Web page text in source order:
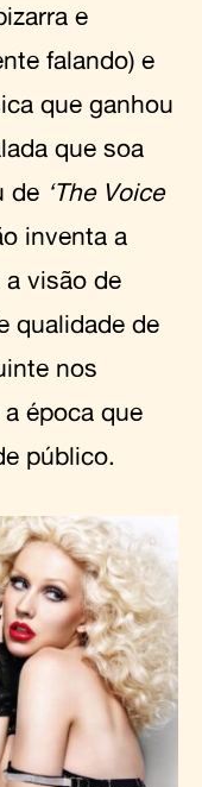
e
falando) e
que ganhou
que soa
de ‘The Voice
inventa a
visão de
qualidade de
nos
época que
público.